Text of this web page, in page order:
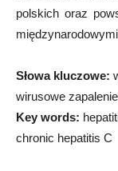
polskich oraz
Słowa kluczowe:
wirusowe
Key words:
chronic hepatitis C